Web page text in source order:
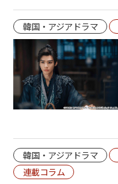
韓国・アジアドラマ
韓国・アジアドラマ
連載コラム